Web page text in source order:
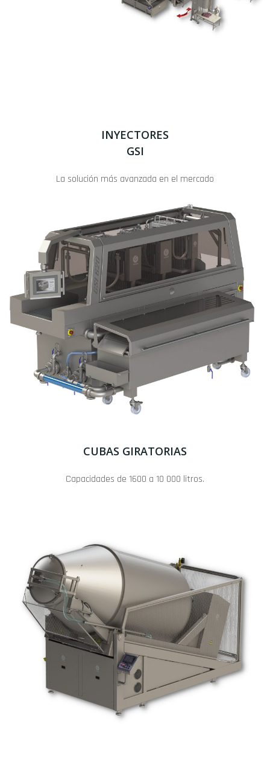
INYECTORES
GSI
La solución más avanzada en el mercado
CUBAS GIRATORIAS
Capacidades de 1600 a 10 000 litros.